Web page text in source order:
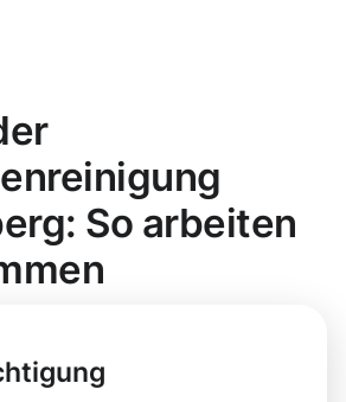
So arbeiten